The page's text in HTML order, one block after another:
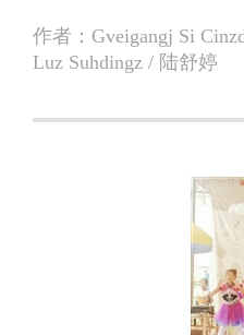
作者： Gveigangj Si
Luz Suhdingz / 陆舒婷